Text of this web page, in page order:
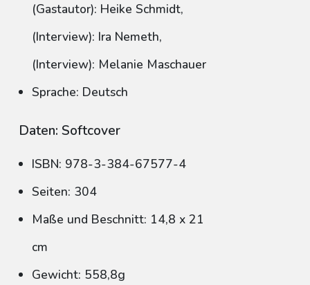
(Gastautor): Heike Schmidt,
(Interview): Ira Nemeth,
(Interview): Melanie Maschauer
Sprache: Deutsch
Daten: Softcover
ISBN: 978-3-384-67577-4
Seiten: 304
Maße und Beschnitt: 14,8 x 21
cm
Gewicht: 558,8g